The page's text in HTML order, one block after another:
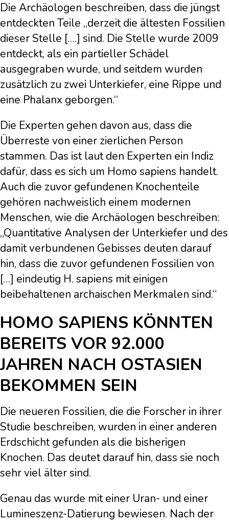
Die Archäologen beschreiben, dass die jüngst
entdeckten Teile „derzeit die ältesten Fossilien
dieser Stelle [….] sind. Die Stelle wurde 2009
entdeckt, als ein partieller Schädel
ausgegraben wurde, und seitdem wurden
zusätzlich zu zwei Unterkiefer, eine Rippe und
eine Phalanx geborgen.“
Die Experten gehen davon aus, dass die
Überreste von einer zierlichen Person
stammen. Das ist laut den Experten ein Indiz
dafür, dass es sich um Homo sapiens handelt.
Auch die zuvor gefundenen Knochenteile
gehören nachweislich einem modernen
Menschen, wie die Archäologen beschreiben:
„Quantitative Analysen der Unterkiefer und des
damit verbundenen Gebisses deuten darauf
hin, dass die zuvor gefundenen Fossilien von
[…] eindeutig H. sapiens mit einigen
beibehaltenen archaischen Merkmalen sind.“
HOMO SAPIENS KÖNNTEN
BEREITS VOR 92.000
JAHREN NACH OSTASIEN
BEKOMMEN SEIN
Die neueren Fossilien, die die Forscher in ihrer
Studie beschreiben, wurden in einer anderen
Erdschicht gefunden als die bisherigen
Knochen. Das deutet darauf hin, dass sie noch
sehr viel älter sind.
Genau das wurde mit einer Uran- und einer
Lumineszenz-Datierung bewiesen. Nach der